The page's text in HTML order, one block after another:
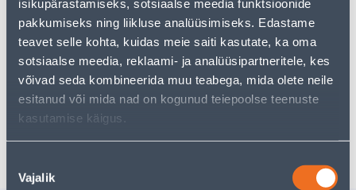
isikupärastamiseks, sotsiaalse meedia funktsioonide
pakkumiseks ning liikluse analüüsimiseks. Edastame
teavet selle kohta, kuidas meie saiti kasutate, ka oma
sotsiaalse meedia, reklaami- ja analüüsipartneritele, kes
võivad seda kombineerida muu teabega, mida olete neile
esitanud või mida nad on kogunud teiepoolse teenuste
kasutamise käigus.
valik
Vajalik
• 14-päevane tagastusõigus.
Eeldatav kojuvedu 3,69 € al. 2-5 tööpäeva
Tarne pakiautomaati al. 2,29 € al. 2-5 tööpäeva